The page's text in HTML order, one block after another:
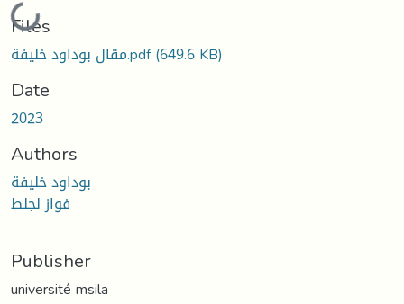
Loading...
Files
مقال بوداود خليفة.pdf(649.6 KB)
Date
2023
Authors
بوداود خليفة
فواز لجلط
Publisher
université msila